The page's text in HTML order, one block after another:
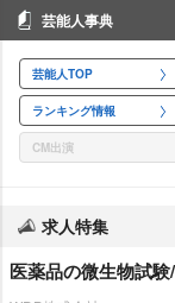
芸能人事典
芸能人TOP
ランキング情報
CM出演
求人特集
医薬品の微生物試